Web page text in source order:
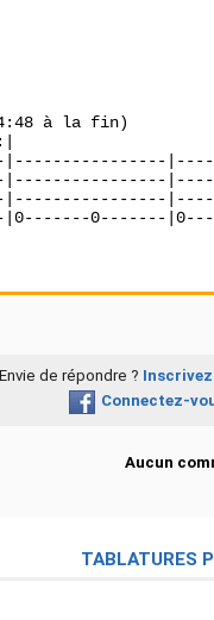
4:48 à la fin)
:|
0-|0-------0-------
Envie de répondre ?
Connectez-
Aucun
TABLATURES